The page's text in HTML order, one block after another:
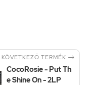
KÖVETKEZŐ TERMÉK 
CocoRosie - Put Th
e Shine On - 2LP